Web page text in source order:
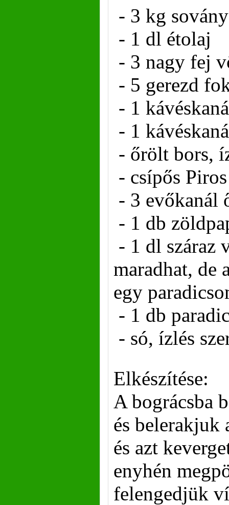
- 3 kg
- 1 dl étolaj
- 3 nagy fej
- 5 gerezd
- 1
- 1
- őrölt bors,
- csípős
- 3 evőkanál
- 1 db
- 1 dl száraz
maradhat, de
egy
- 1 db
- só, ízlés
Elkészítése:
A bográcsba
és belerakjuk
és azt
enyhén
felengedjük